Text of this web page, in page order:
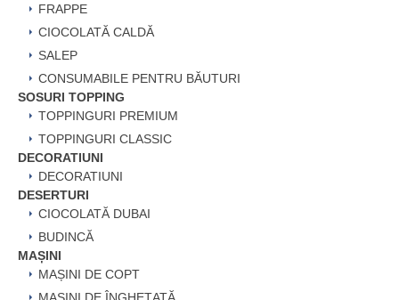
FRAPPE
CIOCOLATĂ CALDĂ
SALEP
CONSUMABILE PENTRU BĂUTURI
SOSURI TOPPING
TOPPINGURI PREMIUM
TOPPINGURI CLASSIC
DECORATIUNI
DECORATIUNI
DESERTURI
CIOCOLATĂ DUBAI
BUDINCĂ
MAȘINI
MAȘINI DE COPT
MAȘINI DE ÎNGHEȚATĂ